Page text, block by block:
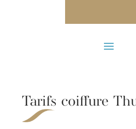
Tarifs coiffure